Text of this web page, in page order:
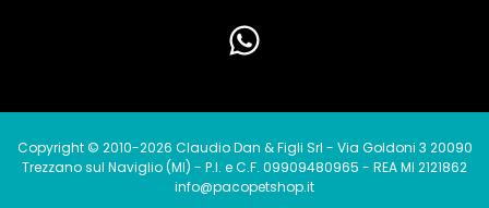
Copyright © 2010-2026 Claudio Dan & Figli Srl - Via Goldoni 3 20090
Trezzano sul Naviglio (MI) - P.I. e C.F. 09909480965 - REA MI 2121862
info@pacopetshop.it